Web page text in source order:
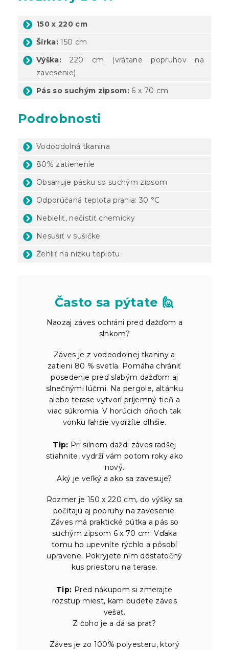
150 x 220 cm
Šírka: 150 cm
Výška: 220 cm (vrátane popruhov na
zavesenie)
Pás so suchým zipsom: 6 x 70 cm
Podrobnosti
Vodoodolná tkanina
80% zatienenie
Obsahuje pásku so suchým zipsom
Odporúčaná teplota prania: 30 °C
Nebieliť, nečistiť chemicky
Nesušiť v sušičke
Žehliť na nízku teplotu
Často sa pýtate 🙋
Naozaj záves ochráni pred dažďom a
slnkom?
Záves je z vodeodolnej tkaniny a
zatieni 80 % svetla. Pomáha chrániť
posedenie pred slabým dažďom aj
slnečnými lúčmi. Na pergole, altánku
alebo terase vytvorí príjemný tieň a
viac súkromia. V horúcich dňoch tak
vonku ľahšie vydržíte dlhšie.
Tip: Pri silnom daždi záves radšej
stiahnite, vydrží vám potom roky ako
nový.
Aký je veľký a ako sa zavesuje?
Rozmer je 150 x 220 cm, do výšky sa
počítajú aj popruhy na zavesenie.
Záves má praktické pútka a pás so
suchým zipsom 6 x 70 cm. Vďaka
tomu ho upevníte rýchlo a pôsobí
upravene. Pokryjete ním dostatočný
kus priestoru na terase.
Tip: Pred nákupom si zmerajte
rozstup miest, kam budete záves
vešať.
Z čoho je a dá sa prať?
Záves je zo 100% polyesteru, ktorý